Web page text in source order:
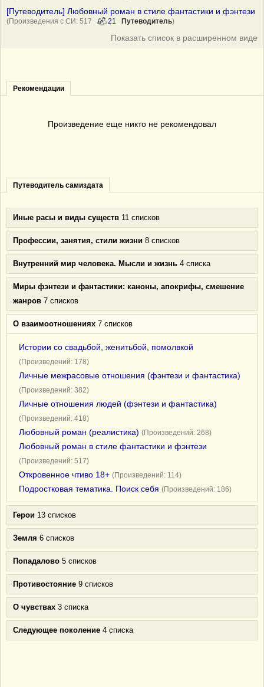
[Путеводитель] Любовный роман в стиле фантастики и фэнтези
(Произведения с СИ: 517 21 Путеводитель)
Показать список в расширенном виде
Рекомендации
Произведение еще никто не рекомендовал
Путеводитель самиздата
Иные расы и виды существ 11 списков
Профессии, занятия, стили жизни 8 списков
Внутренний мир человека. Мысли и жизнь 4 списка
Миры фэнтези и фантастики: каноны, апокрифы, смешение
жанров 7 списков
О взаимоотношениях 7 списков
Истории со свадьбой, женитьбой, помолвкой
(Произведений: 178)
Личные межрасовые отношения (фэнтези и фантастика)
(Произведений: 382)
Личные отношения людей (фэнтези и фантастика)
(Произведений: 418)
Любовный роман (реалистика) (Произведений: 268)
Любовный роман в стиле фантастики и фэнтези
(Произведений: 517)
Откровенное чтиво 18+ (Произведений: 114)
Подростковая тематика. Поиск себя (Произведений: 186)
Герои 13 списков
Земля 6 списков
Попадалово 5 списков
Противостояние 9 списков
О чувствах 3 списка
Следующее поколение 4 списка